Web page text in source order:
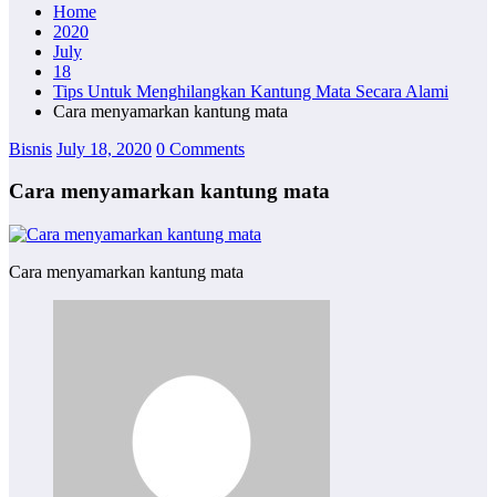
Home
2020
July
18
Tips Untuk Menghilangkan Kantung Mata Secara Alami
Cara menyamarkan kantung mata
Bisnis July 18, 2020 0 Comments
Cara menyamarkan kantung mata
Cara menyamarkan kantung mata